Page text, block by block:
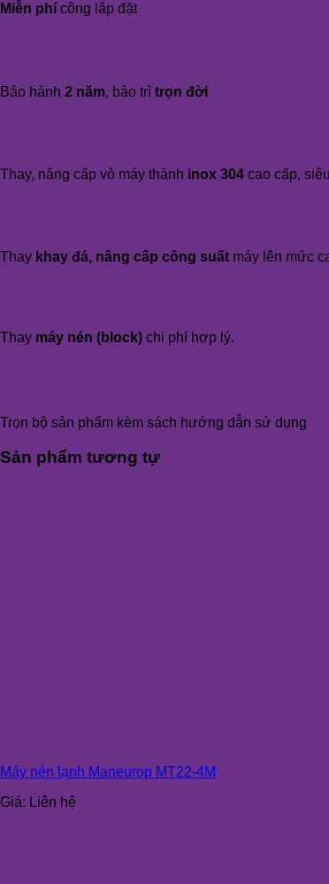
Miễn phí công lắp đặt
Bảo hành 2 năm, bảo trì trọn đời
Thay, nâng cấp vỏ máy thành inox 304 cao cấp,
Thay khay đá, nâng cấp công suất máy lên mức
Thay máy nén (block) chi phí hợp lý.
Trọn bộ sản phẩm kèm sách hướng dẫn sử dụng
Sản phẩm tương tự
Máy nén lạnh Maneurop MT22-4M
Giá: Liên hệ